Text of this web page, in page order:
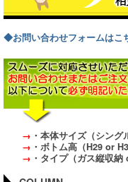
◆お問い合わせフォームはこ
→ ・本体サイズ（シング
→ ・ボトム高（H29 or
→ ・タイプ（ガス縦収